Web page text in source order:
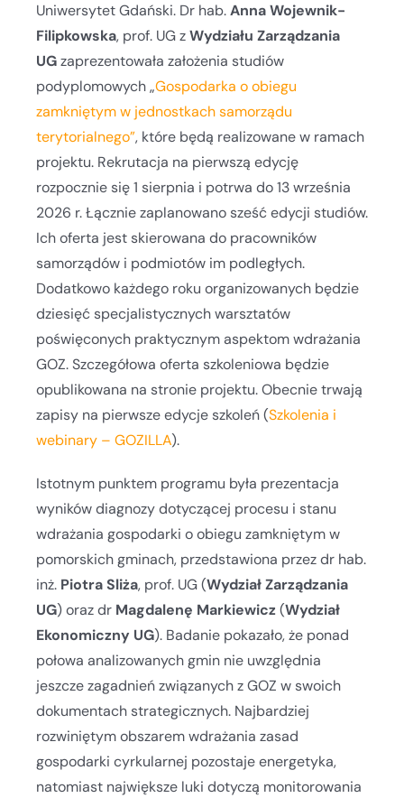
Uniwersytet Gdański. Dr hab.Anna Wojewnik-
Filipkowska, prof. UG zWydziału Zarządzania
UGzaprezentowała założenia studiów
podyplomowych „Gospodarka o obiegu
zamkniętym w jednostkach samorządu
terytorialnego”, które będą realizowane w ramach
projektu. Rekrutacja na pierwszą edycję
rozpocznie się 1 sierpnia i potrwa do 13 września
2026 r. Łącznie zaplanowano sześć edycji studiów.
Ich oferta jest skierowana do pracowników
samorządów i podmiotów im podległych.
Dodatkowo każdego roku organizowanych będzie
dziesięć specjalistycznych warsztatów
poświęconych praktycznym aspektom wdrażania
GOZ. Szczegółowa oferta szkoleniowa będzie
opublikowana na stronie projektu. Obecnie trwają
zapisy na pierwsze edycje szkoleń (Szkolenia i
webinary – GOZILLA).
Istotnym punktem programu była prezentacja
wyników diagnozy dotyczącej procesu i stanu
wdrażania gospodarki o obiegu zamkniętym w
pomorskich gminach, przedstawiona przez dr hab.
inż. Piotra Sliża, prof. UG (Wydział Zarządzania
UG) oraz dr Magdalenę Markiewicz(Wydział
Ekonomiczny UG). Badanie pokazało, że ponad
połowa analizowanych gmin nie uwzględnia
jeszcze zagadnień związanych z GOZ w swoich
dokumentach strategicznych. Najbardziej
rozwiniętym obszarem wdrażania zasad
gospodarki cyrkularnej pozostaje energetyka,
natomiast największe luki dotyczą monitorowania